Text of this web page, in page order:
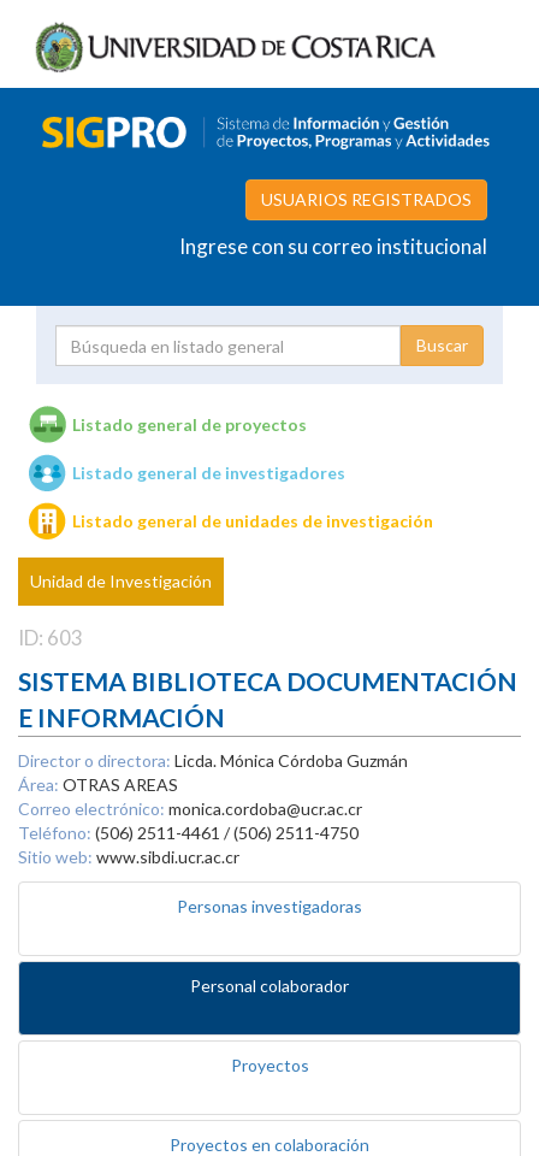
USUARIOS REGISTRADOS
Ingrese con su correo institucional
Unidades de investigación
Listado general de proyectos
Listado general de investigadores
Listado general de unidades de investigación
Unidad de Investigación
ID: 603
SISTEMA BIBLIOTECA DOCUMENTACIÓN
E INFORMACIÓN
Director o directora: Licda. Mónica Córdoba Guzmán
Área: OTRAS AREAS
Correo electrónico: monica.cordoba@ucr.ac.cr
Teléfono: (506) 2511-4461 / (506) 2511-4750
Sitio web: www.sibdi.ucr.ac.cr
Personas investigadoras
Personal colaborador
Proyectos
Proyectos en colaboración